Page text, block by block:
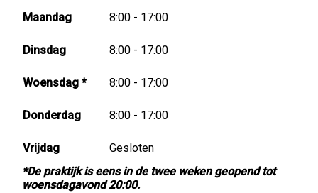
Maandag 8:00 - 17:00
Dinsdag 8:00 - 17:00
Woensdag * 8:00 - 17:00
Donderdag 8:00 - 17:00
Vrijdag
Gesloten
*De praktijk is eens in de twee weken geopend tot
woensdagavond 20:00.